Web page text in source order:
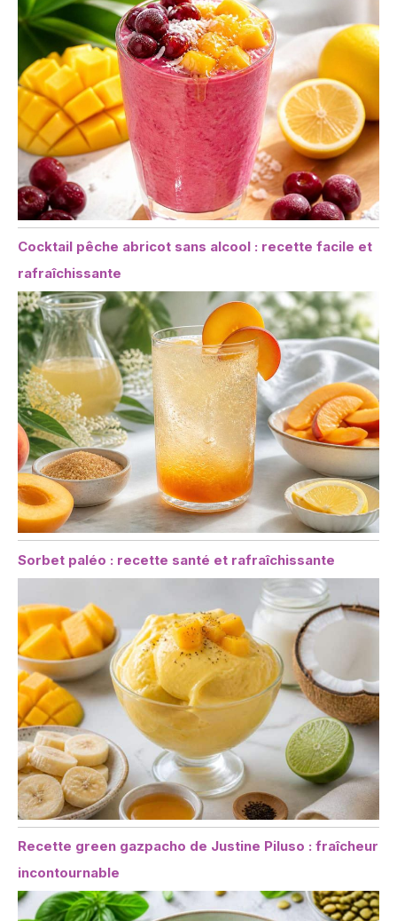
Cocktail pêche abricot sans alcool : recette facile et
rafraîchissante
Sorbet paléo : recette santé et rafraîchissante
Recette green gazpacho de Justine Piluso : fraîcheur
incontournable